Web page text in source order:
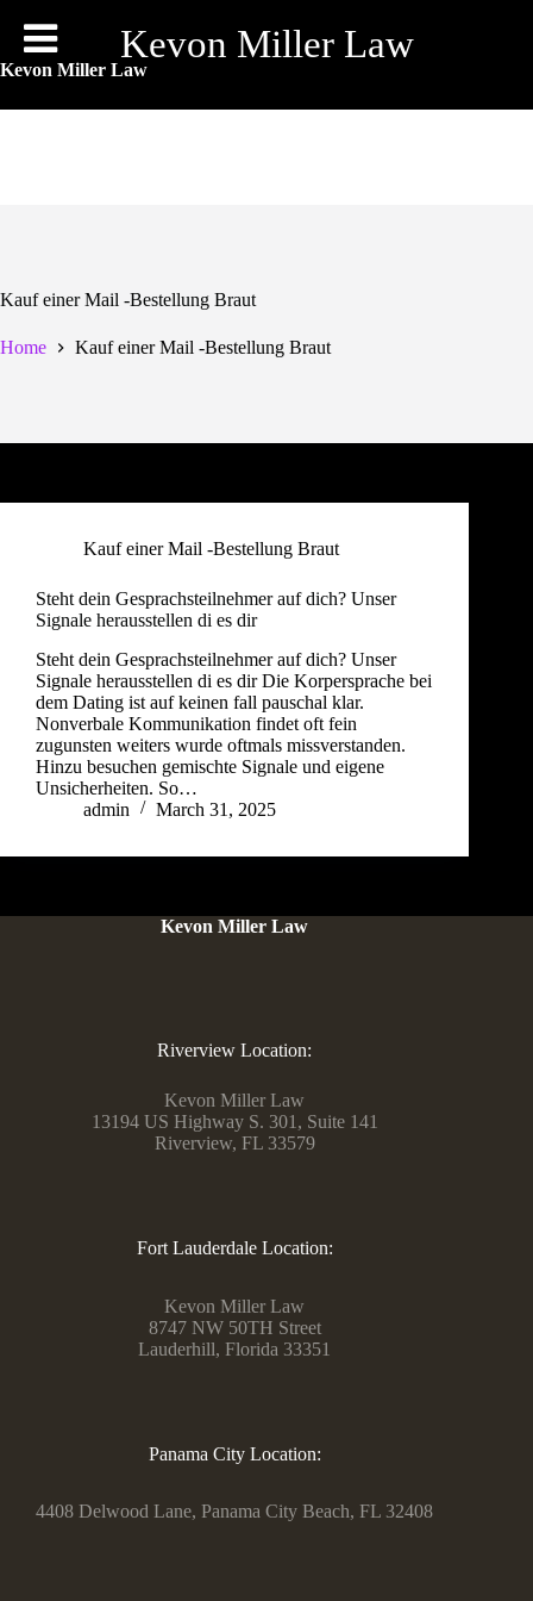
Kevon Miller Law
content
Kevon Miller Law
Kauf einer Mail -Bestellung Braut
Home Kauf einer Mail -Bestellung Braut
Kauf einer Mail -Bestellung Braut
Steht dein Gesprachsteilnehmer auf dich? Unser
Signale herausstellen di es dir
Steht dein Gesprachsteilnehmer auf dich? Unser
Signale herausstellen di es dir Die Korpersprache bei
dem Dating ist auf keinen fall pauschal klar.
Nonverbale Kommunikation findet oft fein
zugunsten weiters wurde oftmals missverstanden.
Hinzu besuchen gemischte Signale und eigene
Unsicherheiten. So…
admin
March 31, 2025
Kevon Miller Law
Riverview Location:
Kevon Miller Law
13194 US Highway S. 301, Suite 141
Riverview, FL 33579
Fort Lauderdale Location:
Kevon Miller Law
8747 NW 50TH Street
Lauderhill, Florida 33351
Panama City Location:
4408 Delwood Lane, Panama City Beach, FL 32408